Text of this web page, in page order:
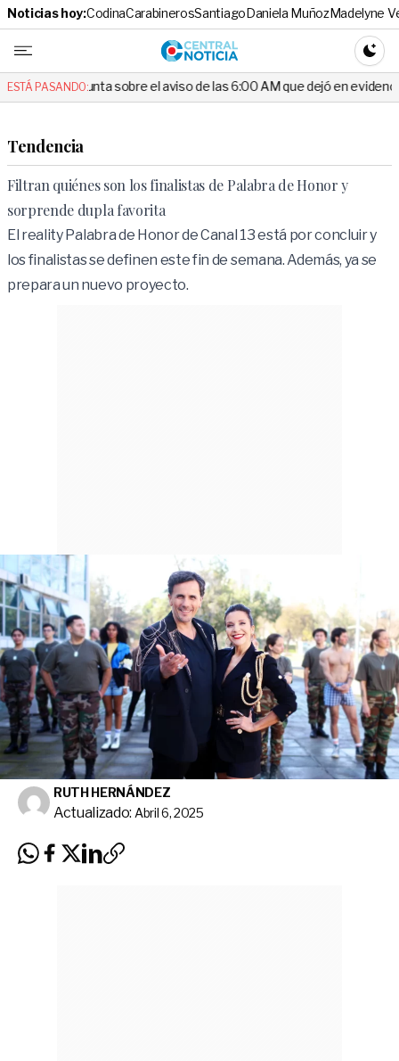
Noticias hoy:CodinaCarabinerosSantiagoDaniela MuñozMadelyne
Central
ESTÁ PASANDO:
sobre el aviso de las 6:00 AM que dejó en evidencia al Delegado
Tendencia
Filtran quiénes son los finalistas de Palabra de Honor y
sorprende dupla favorita
El reality Palabra de Honor de Canal 13 está por concluir y
los finalistas se definen este fin de semana. Además, ya se
prepara un nuevo proyecto.
RUTH HERNÁNDEZ
Actualizado: Abril 6, 2025